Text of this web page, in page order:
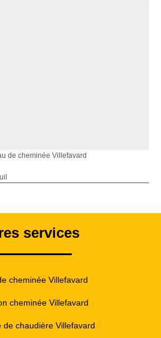
de cheminée Villefavard
services
cheminée Villefavard
cheminée Villefavard
de chaudière Villefavard